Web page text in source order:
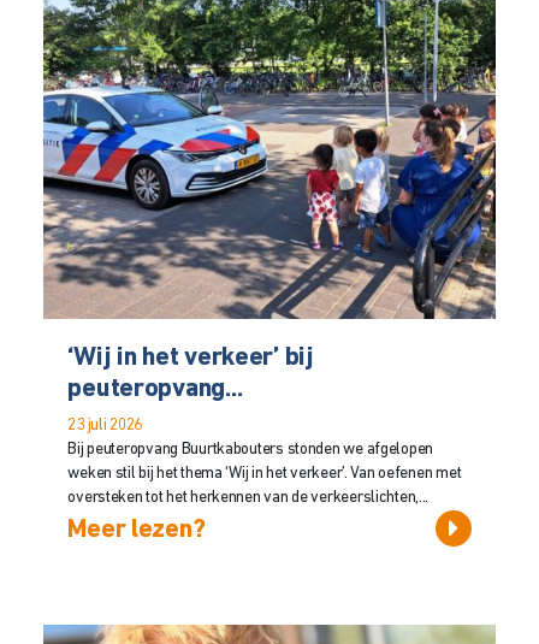
‘Wij in het verkeer’ bij
peuteropvang...
23 juli 2026
Bij peuteropvang Buurtkabouters stonden we afgelopen
weken stil bij het thema ‘Wij in het verkeer’. Van oefenen met
oversteken tot het herkennen van de verkeerslichten,...
Meer lezen?